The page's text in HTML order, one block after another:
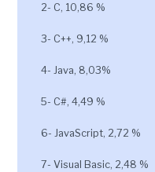
2- C, 10,86 %
3- C++, 9,12 %
4- Java, 8,03%
5- C#, 4,49 %
6- JavaScript, 2,72 %
7- Visual Basic, 2,48 %